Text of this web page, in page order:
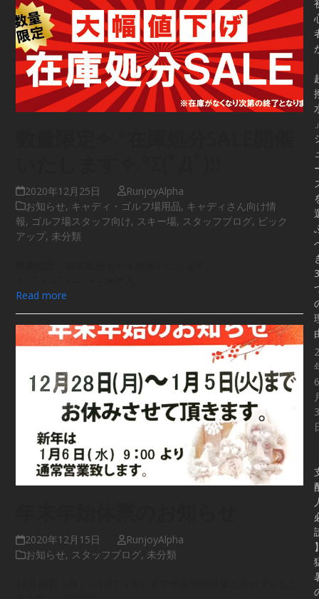
2020年12月25日
RunjoyAlpha
お知らせ, キャディ・ゴルフ場用品, キャディさん向け情
報, ゴルフ場スタッフ向け, スキー場, スタッフブログ, ピック
アップ, 未分類
Read more
2020年12月15日
RunjoyAlpha
お知らせ, スタッフブログ, 未分類
3
6